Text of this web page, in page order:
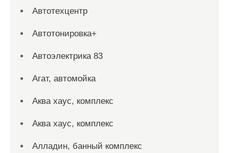
Автотехцентр
Автотонировка+
Автоэлектрика 83
Агат, автомойка
Аква хаус, комплекс
Аква хаус, комплекс
Алладин, банный комплекс